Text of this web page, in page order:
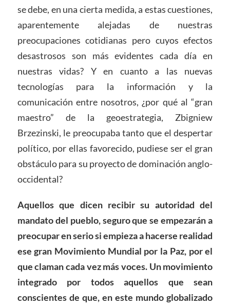
se debe, en una cierta medida, a estas cuestiones,
aparentemente alejadas de nuestras
preocupaciones cotidianas pero cuyos efectos
desastrosos son más evidentes cada día en
nuestras vidas? Y en cuanto a las nuevas
tecnologías para la información y la
comunicación entre nosotros, ¿por qué al “gran
maestro” de la geoestrategia, Zbigniew
Brzezinski, le preocupaba tanto que el despertar
político, por ellas favorecido, pudiese ser el gran
obstáculo para su proyecto de dominación anglo-
occidental?
Aquellos que dicen recibir su autoridad del
mandato del pueblo, seguro que se empezarán a
preocupar en serio si empieza a hacerse realidad
ese gran Movimiento Mundial por la Paz, por el
que claman cada vez más voces. Un movimiento
integrado por todos aquellos que sean
conscientes de que, en este mundo globalizado